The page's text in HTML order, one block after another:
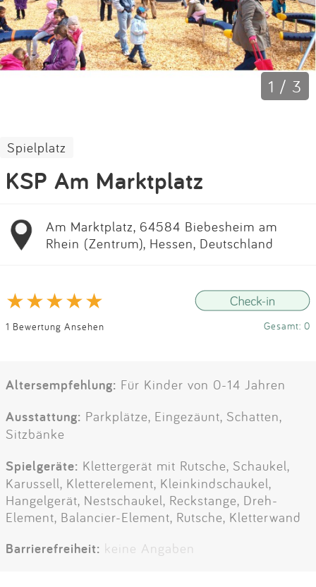
Impressum
1 / 3
Spielplatz
KSP Am Marktplatz
Am Marktplatz, 64584 Biebesheim am
Rhein (Zentrum), Hessen, Deutschland
1 Bewertung Ansehen Gesamt: 0
Altersempfehlung: Für Kinder von 0-14 Jahren
Ausstattung: Parkplätze, Eingezäunt, Schatten,
Sitzbänke
Spielgeräte: Klettergerät mit Rutsche, Schaukel,
Karussell, Kletterelement, Kleinkindschaukel,
Hangelgerät, Nestschaukel, Reckstange, Dreh-
Element, Balancier-Element, Rutsche, Kletterwand
Barrierefreiheit: keine Angaben